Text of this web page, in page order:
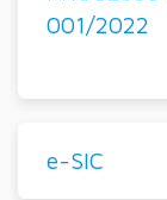
001/2022
e-SIC